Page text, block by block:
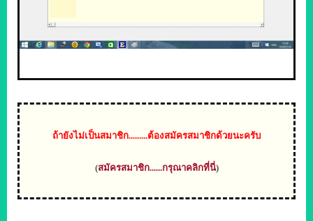
ถ้ายังไม่เป็นสมาชิก.........ต้องสมัครสมาชิกด้วยนะครับ
(สมัครสมาชิก......กรุณาคลิกที่นี่)